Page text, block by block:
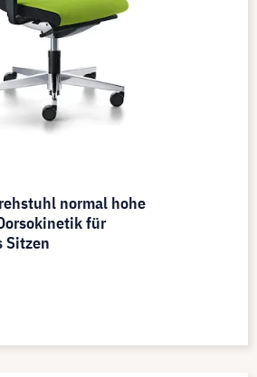
normal hohe
für
Sitzen